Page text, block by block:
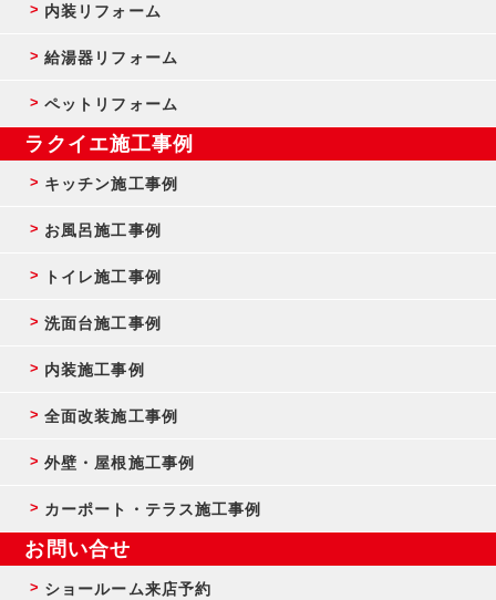
内装リフォーム
給湯器リフォーム
ペットリフォーム
ラクイエ施工事例
キッチン施工事例
お風呂施工事例
トイレ施工事例
洗面台施工事例
内装施工事例
全面改装施工事例
外壁・屋根施工事例
カーポート・テラス施工事例
お問い合せ
ショールーム来店予約